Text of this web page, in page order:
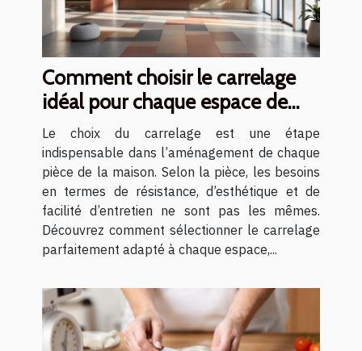
Comment choisir le carrelage
idéal pour chaque espace de
votre maison ?
Le choix du carrelage est une étape
indispensable dans l’aménagement de chaque
pièce de la maison. Selon la pièce, les besoins
en termes de résistance, d’esthétique et de
facilité d’entretien ne sont pas les mêmes.
Découvrez comment sélectionner le carrelage
parfaitement adapté à chaque espace,...